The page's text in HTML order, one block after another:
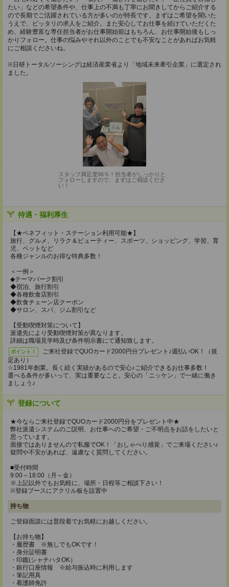
たい」などの希望条件や、仕事上の不満も丁寧にお聞きしてからご紹介する
ので長期でご活躍されている方が多いのが特長です。まずはご希望を聞いた
うえで、ピッタリの求人をご紹介。また安心してお仕事を続けていただくた
め、経験豊富な専任担当者がお仕事開始前はもちろん、お仕事開始後もしっ
かりフォロー。仕事の悩みやそれ以外のことでも不安なことがあればお気軽
にご相談くださいね。
※日研トータルソーシングは経済産業省より「地域未来牽引企業」に選定され
ました。
スタッフ満足度96％！担当者がしっかりと
フォローしますので、まずはご相談くださ
い！
待遇・福利厚生
【★ベネフィット・ステーション利用可能★】
旅行、グルメ、リラク＆ビューティー、スポーツ、ショッピング、学習、育
児、ペットなど
各種ジャンルのお得な特典多数！
＜一例＞
◆テーマパーク割引
◆宿泊、旅行割引
◆各種飲食店割引
◆飲食チェーン店クーポン
◆サロン、スパ、ジム割引など
【受動喫煙対策について】
派遣先により受動喫煙対策が異なります。
詳細は職場見学時及び条件明示書にて通知致します。
ポイント！
ご来社登録でQUOカード2000円分プレゼント♪週払いOK！（規
定あり）
☆1981年創業。長く続く実績があるので安心♪ご紹介できるお仕事多数！
選べる条件が多いって、実は重要なこと。安心の「ニッケン」で一緒に働き
ましょう♪
登録について
★今ならご来社登録でQUOカード2000円分をプレゼント中★
弊社派遣システムのご説明、お仕事へのご希望・ご不明点をお話をしたいと
思っています。
面接ではありませんので私服でOK！「おしゃべり感覚」でご来場ください♪
疑問や不安があれば、遠慮なく質問してください。
■受付時間
9:00～18:00（月～金）
※上記以外でもお気軽に、場所・日程等ご相談下さい！
※登録ブースにアクリル板を設置中
持ち物
ご登録面談には普段着でお気軽にお越しください。
【お持ち物】
・履歴書 ※無しでもOKです！
・身分証明書
・印鑑(シャチハタOK）
・銀行口座情報 ※給与振込時に利用します
・筆記用具
・看護師免許